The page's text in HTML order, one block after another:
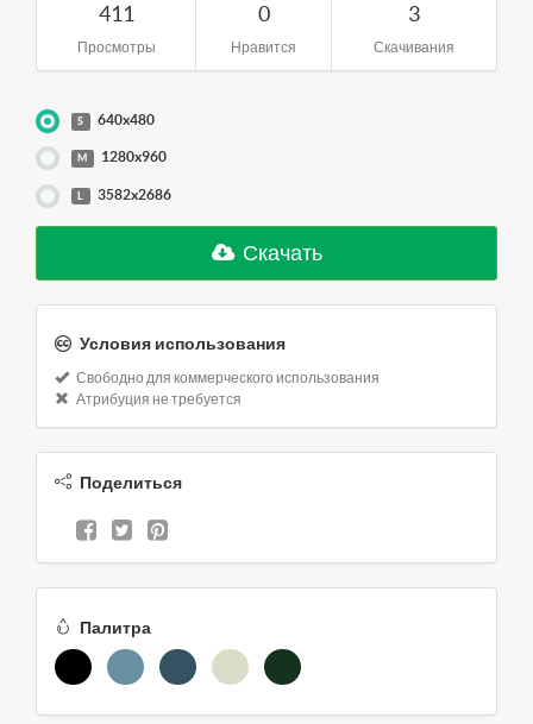
411
Просмотры
0
Нравится
3
Скачивания
S 640x480
M 1280x960
3582x2686
Скачать
Условия использования
Свободно для коммерческого использования
Атрибуция не требуется
Поделиться
Палитра